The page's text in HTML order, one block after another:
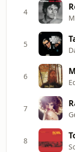
4
5
6
7
8